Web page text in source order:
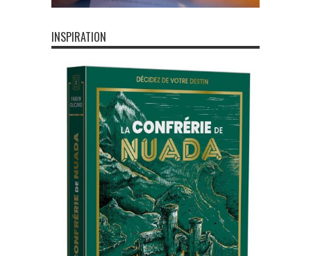
INSPIRATION